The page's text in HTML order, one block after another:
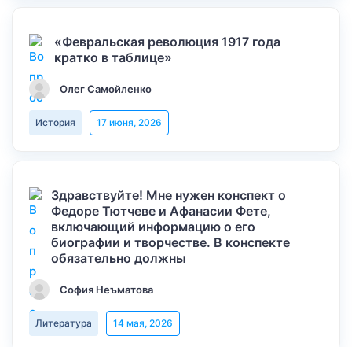
«Февральская революция 1917 года
кратко в таблице»
Олег Самойленко
История 17 июня, 2026
Здравствуйте! Мне нужен конспект о
Федоре Тютчеве и Афанасии Фете,
включающий информацию о его
биографии и творчестве. В конспекте
обязательно должны
София Неъматова
Литература 14 мая, 2026